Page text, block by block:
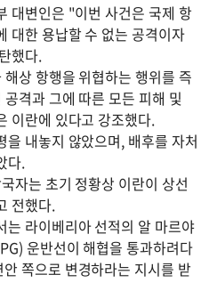
대변인은 "이번 사건은 국제 항
대한 용납할 수 없는 공격이자
했다.
상 항행을 위협하는 행위를 즉
격과 그에 따른 모든 피해 및
이란에 있다고 강조했다.
내놓지 않았으며, 배후를 자처
다.
자는 초기 정황상 이란이 상선
전했다.
는 라이베리아 선적의 알 마르야
운반선이 해협을 통과하려다
쪽으로 변경하라는 지시를 받